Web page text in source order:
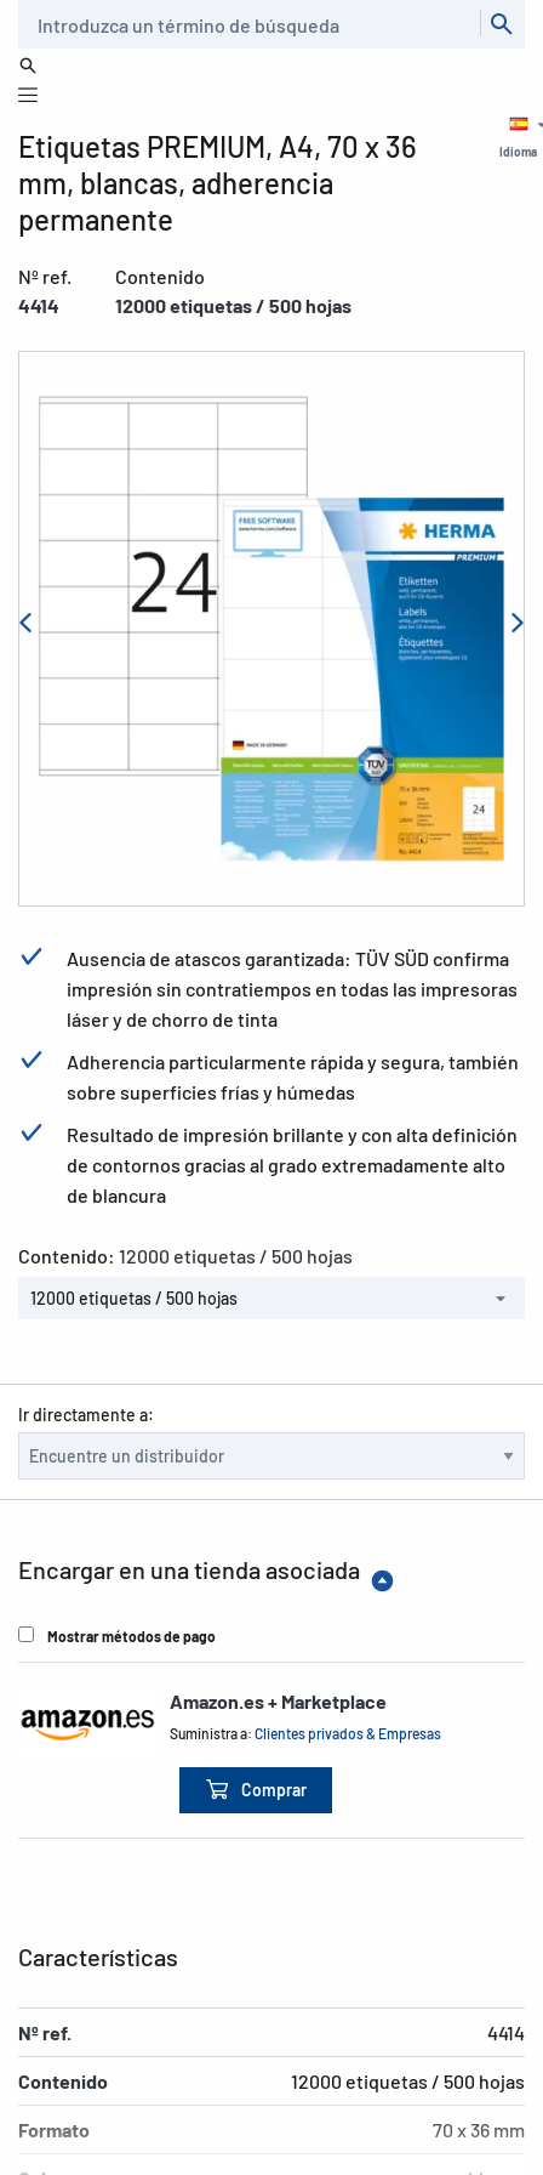
Idioma
Etiquetas PREMIUM, A4, 70 x 36
mm, blancas, adherencia
permanente
Nº ref.
4414
Contenido
12000 etiquetas / 500 hojas
Ausencia de atascos garantizada: TÜV SÜD confirma
impresión sin contratiempos en todas las impresoras
láser y de chorro de tinta
Adherencia particularmente rápida y segura, también
sobre superficies frías y húmedas
Resultado de impresión brillante y con alta definición
de contornos gracias al grado extremadamente alto
de blancura
Contenido: 12000 etiquetas / 500 hojas
12000 etiquetas / 500 hojas
Ir directamente a:
Encargar en una tienda asociada
Mostrar métodos de pago
Amazon.es + Marketplace
Suministra a:Clientes privados & Empresas
Comprar
Características
Nº ref. 4414
Contenido 12000 etiquetas / 500 hojas
Formato 70 x 36 mm